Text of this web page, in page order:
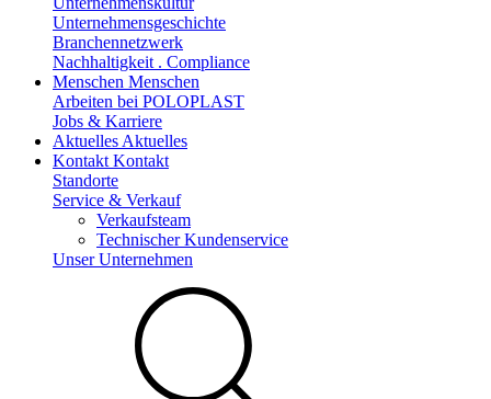
Unternehmensgeschichte
Branchennetzwerk
Nachhaltigkeit . Compliance
Menschen Menschen
Arbeiten bei POLOPLAST
Jobs & Karriere
Aktuelles Aktuelles
Kontakt Kontakt
Standorte
Service & Verkauf
Verkaufsteam
Technischer Kundenservice
Unser Unternehmen